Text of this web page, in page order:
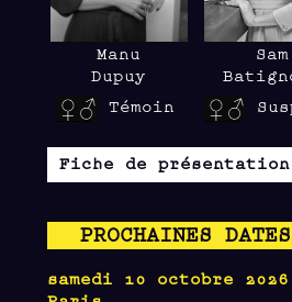
Manu
Dupuy
Témoin
Sam
Fiche de présentation
PROCHAINES DATES
samedi 10 octobre